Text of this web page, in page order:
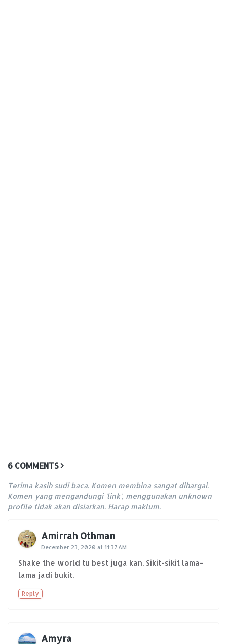
6 COMMENTS
Terima kasih sudi baca. Komen membina sangat dihargai.
Komen yang mengandungi 'link', menggunakan unknown
profile tidak akan disiarkan. Harap maklum.
Amirrah Othman
December 23, 2020 at 11:37 AM
Shake the world tu best juga kan. Sikit-sikit lama-
lama jadi bukit.
Reply
Amyra